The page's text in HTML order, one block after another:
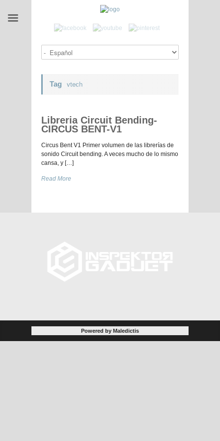
Tag vtech
Libreria Circuit Bending-
CIRCUS BENT-V1
Circus Bent V1 Primer volumen de las librerías de
sonido Circuit bending. A veces mucho de lo mismo
cansa, y […]
Read More
Powered by Maledictis